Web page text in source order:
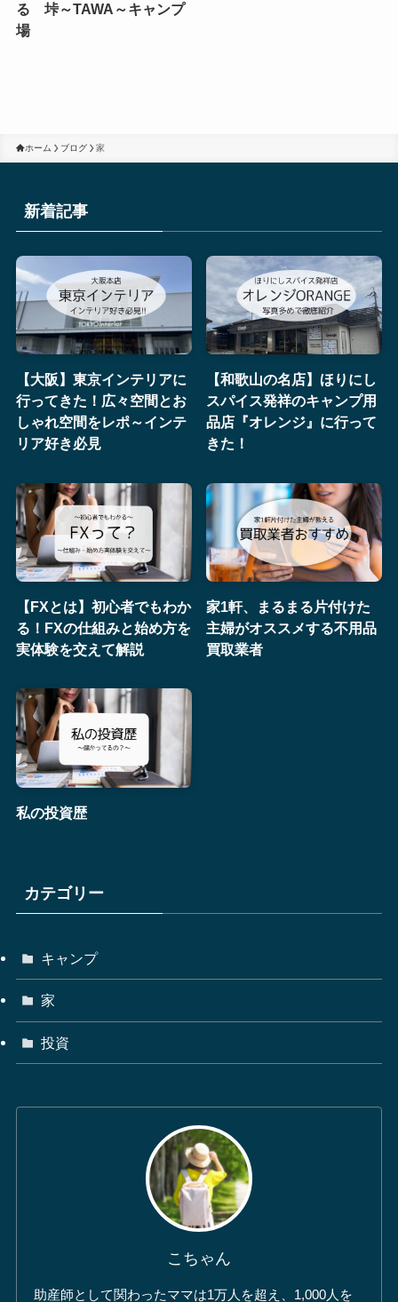
る 垰～TAWA～キャンプ
場
ホーム ブログ 家
新着記事
【大阪】東京インテリアに
行ってきた！広々空間とお
しゃれ空間をレポ～インテ
リア好き必見
【和歌山の名店】ほりにし
スパイス発祥のキャンプ用
品店『オレンジ』に行って
きた！
【FXとは】初心者でもわか
る！FXの仕組みと始め方を
実体験を交えて解説
家1軒、まるまる片付けた
主婦がオススメする不用品
買取業者
私の投資歴
カテゴリー
キャンプ
家
投資
こちゃん
助産師として関わったママは1万人を超え、1,000人を